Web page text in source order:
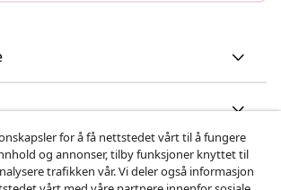
for å få nettstedet vårt til å fungere
og annonser, tilby funksjoner knyttet til
trafikken vår. Vi deler også informasjon